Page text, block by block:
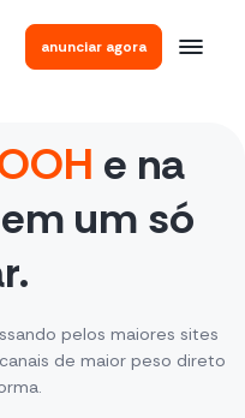
anunciar agora
e na
um só
pelos maiores sites
de maior peso direto